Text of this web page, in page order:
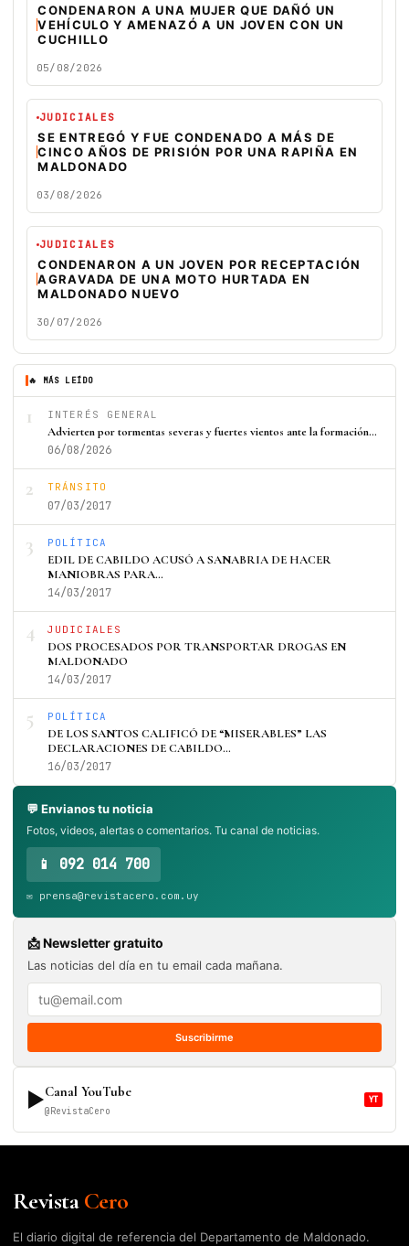
CONDENARON A UNA MUJER QUE DAÑÓ UN
VEHÍCULO Y AMENAZÓ A UN JOVEN CON UN
CUCHILLO
05/08/2026
JUDICIALES
SE ENTREGÓ Y FUE CONDENADO A MÁS DE
CINCO AÑOS DE PRISIÓN POR UNA RAPIÑA EN
MALDONADO
03/08/2026
JUDICIALES
CONDENARON A UN JOVEN POR RECEPTACIÓN
AGRAVADA DE UNA MOTO HURTADA EN
MALDONADO NUEVO
30/07/2026
🔥 MÁS LEÍDO
1 INTERÉS GENERAL
Advierten por tormentas severas y fuertes vientos ante la formación…
06/08/2026
2 TRÁNSITO
07/03/2017
3 POLÍTICA
EDIL DE CABILDO ACUSÓ A SANABRIA DE HACER
MANIOBRAS PARA…
14/03/2017
4 JUDICIALES
DOS PROCESADOS POR TRANSPORTAR DROGAS EN
MALDONADO
14/03/2017
5 POLÍTICA
DE LOS SANTOS CALIFICÓ DE “MISERABLES” LAS
DECLARACIONES DE CABILDO…
16/03/2017
💬 Envianos tu noticia
Fotos, videos, alertas o comentarios. Tu canal de noticias.
📱 092 014 700
✉️ prensa@revistacero.com.uy
📩 Newsletter gratuito
Las noticias del día en tu email cada mañana.
Suscribirme
▶Canal YouTube
@RevistaCero
YT
RevistaCero
El diario digital de referencia del Departamento de Maldonado.